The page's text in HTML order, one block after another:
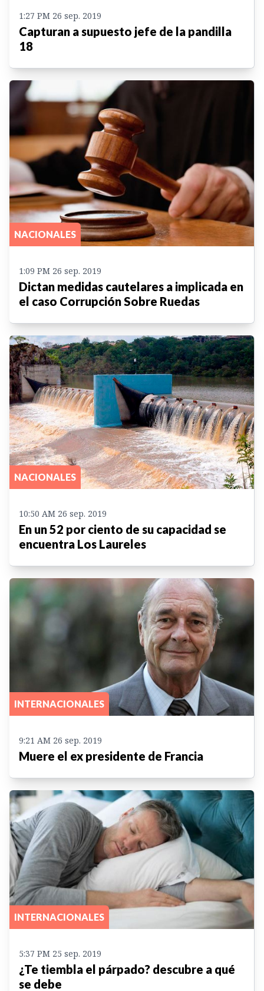
1:27 PM 26 sep. 2019
Capturan a supuesto jefe de la pandilla
18
NACIONALES
1:09 PM 26 sep. 2019
Dictan medidas cautelares a implicada en
el caso Corrupción Sobre Ruedas
NACIONALES
10:50 AM 26 sep. 2019
En un 52 por ciento de su capacidad se
encuentra Los Laureles
INTERNACIONALES
9:21 AM 26 sep. 2019
Muere el ex presidente de Francia
INTERNACIONALES
5:37 PM 25 sep. 2019
¿Te tiembla el párpado? descubre a qué
se debe